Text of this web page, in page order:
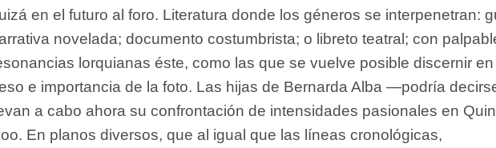
en el futuro al foro. Literatura donde los géneros se interpenetran:
novelada; documento costumbrista; o libreto teatral; con
lorquianas éste, como las que se vuelve posible discernir
e importancia de la foto. Las hijas de Bernarda Alba —podría
a cabo ahora su confrontación de intensidades pasionales en
En planos diversos, que al igual que las líneas cronológicas,